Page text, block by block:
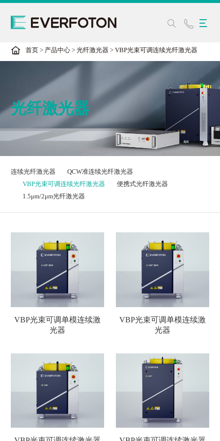
首页 > 产品中心 >光纤激光器 >VBP光束可调连续光纤激光器
光纤激光器
连续光纤激光器
QCW准连续光纤激光器
VBP光束可调连续光纤激光器
便携式光纤激光器
1.5μm/2μm光纤激光器
VBP光束可调单模连续激
光器
VBP光束可调单模连续激
光器